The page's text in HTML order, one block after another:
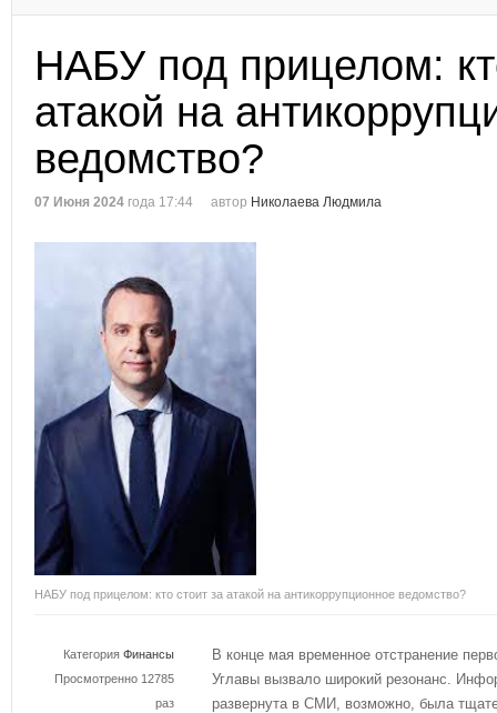
НАБУ под прицелом:
атакой на
ведомство?
07 Июня 2024 года 17:44 автор Николаева Людмила
НАБУ под прицелом: кто стоит за атакой на антикоррупционное ведомство?
Категория Финансы
Просмотренно 12785
раз
В конце мая временное отстранение
Углавы вызвало широкий резонанс.
развернута в СМИ, возможно, была